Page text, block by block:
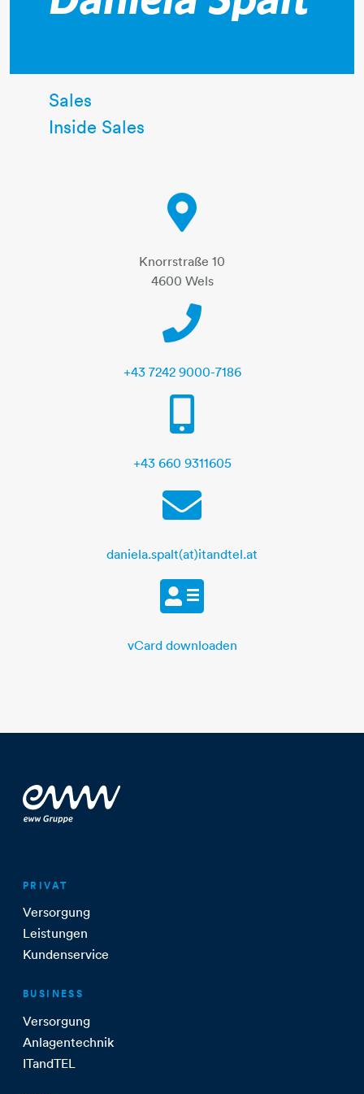
Sales
Inside Sales
Knorrstraße 10
4600 Wels
Telephone
+43 7242 9000-7186
Mobile
+43 660 9311605
E-Mail
daniela.spalt(at)itandtel.at
vCard
vCard downloaden
PRIVAT
Versorgung
Leistungen
Kundenservice
BUSINESS
Versorgung
Anlagentechnik
ITandTEL